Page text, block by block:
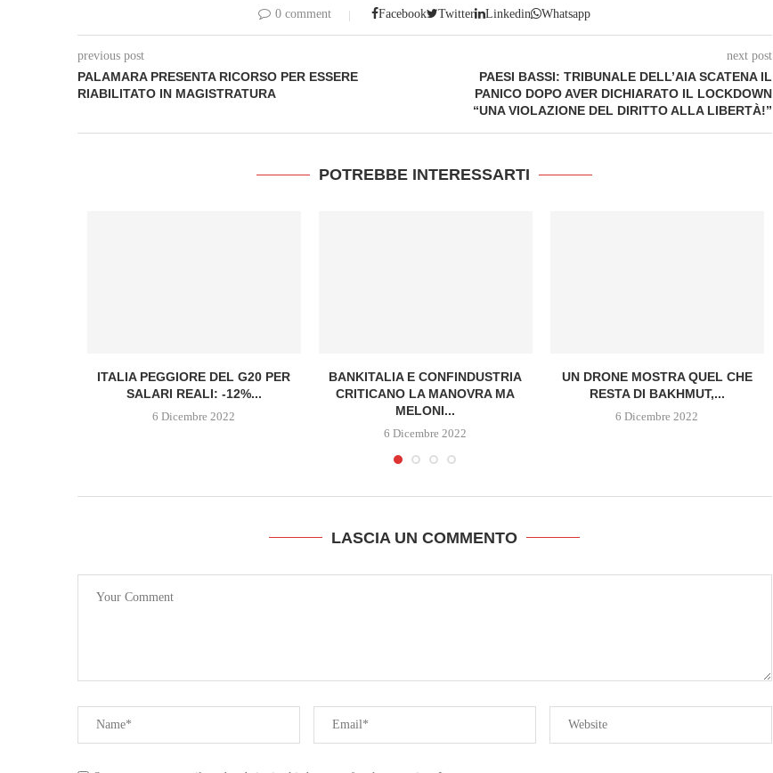
0 comment Facebook Twitter Linkedin Whatsapp
previous post
PALAMARA PRESENTA RICORSO PER ESSERE
RIABILITATO IN MAGISTRATURA
next post
PAESI BASSI: TRIBUNALE DELL’AIA SCATENA IL
PANICO DOPO AVER DICHIARATO IL LOCKDOWN
“UNA VIOLAZIONE DEL DIRITTO ALLA LIBERTÀ!”
POTREBBE INTERESSARTI
ITALIA PEGGIORE DEL G20 PER
SALARI REALI: -12%...
6 Dicembre 2022
BANKITALIA E CONFINDUSTRIA
CRITICANO LA MANOVRA MA
MELONI...
6 Dicembre 2022
UN DRONE MOSTRA QUEL CHE
RESTA DI BAKHMUT,...
6 Dicembre 2022
LASCIA UN COMMENTO